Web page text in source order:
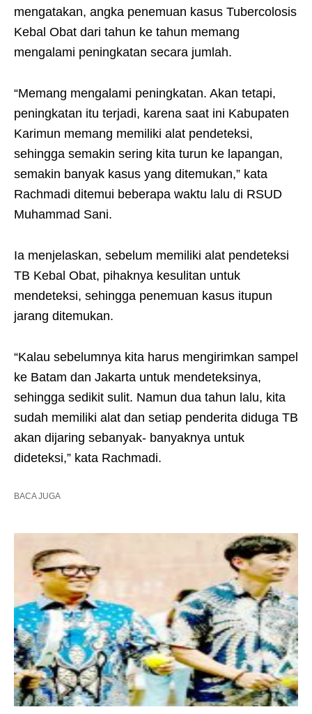
mengatakan, angka penemuan kasus Tubercolosis
Kebal Obat dari tahun ke tahun memang
mengalami peningkatan secara jumlah.
“Memang mengalami peningkatan. Akan tetapi,
peningkatan itu terjadi, karena saat ini Kabupaten
Karimun memang memiliki alat pendeteksi,
sehingga semakin sering kita turun ke lapangan,
semakin banyak kasus yang ditemukan,” kata
Rachmadi ditemui beberapa waktu lalu di RSUD
Muhammad Sani.
Ia menjelaskan, sebelum memiliki alat pendeteksi
TB Kebal Obat, pihaknya kesulitan untuk
mendeteksi, sehingga penemuan kasus itupun
jarang ditemukan.
“Kalau sebelumnya kita harus mengirimkan sampel
ke Batam dan Jakarta untuk mendeteksinya,
sehingga sedikit sulit. Namun dua tahun lalu, kita
sudah memiliki alat dan setiap penderita diduga TB
akan dijaring sebanyak- banyaknya untuk
dideteksi,” kata Rachmadi.
BACA JUGA